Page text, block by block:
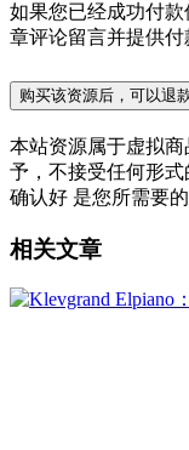
如果您已经成功付
章评论留言并提供付
购买该资源后，可以退
本站资源属于虚拟
予，不接受任何形
确认好 是您所需要
相关文章